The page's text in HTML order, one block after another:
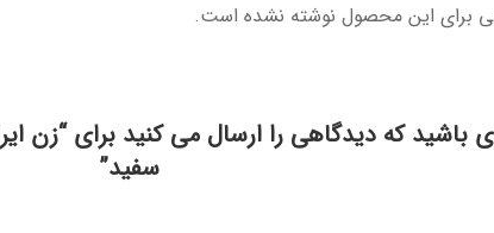
برای این محصول نوشته نشده است.
باشید که دیدگاهی را ارسال می کنید برای “زن
سفید”